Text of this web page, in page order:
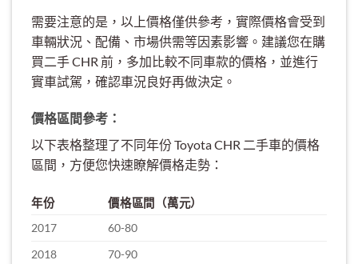
需要注意的是，以上價格僅供參考，實際價格會受到
車輛狀況、配備、市場供需等因素影響。建議您在購
買二手 CHR 前，多加比較不同車款的價格，並進行
實車試駕，確認車況良好再做決定。
價格區間參考：
以下表格整理了不同年份 Toyota CHR 二手車的價格
區間，方便您快速瞭解價格走勢：
年份
價格區間（萬元）
2017
60-80
2018
70-90